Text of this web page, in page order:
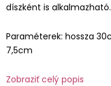
díszként is alkalmazható.
Paraméterek: hossza
7,5cm
Zobraziť celý popis